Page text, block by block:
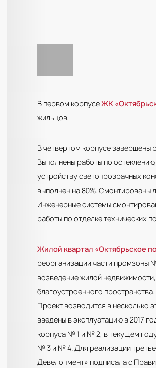
В первом корпусеЖК
жильцов.
В четвертом корпусе завершены
Выполнены работы по
устройству светопрозрачных
выполнен на 80%. Смонтированы
Инженерные системы
работы по отделке технических
Жилой квартал «Октябрьское
реорганизации части промзоны
возведение жилой
благоустроенного пространства.
Проект возводится в несколько
введены в эксплуатацию в 2017
корпуса № 1 и № 2, в текущем
№ 3 и № 4. Для реализации
Девелопмент» подписала с